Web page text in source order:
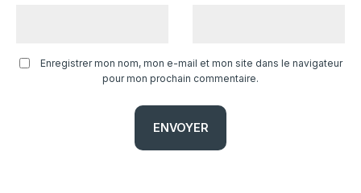
Enregistrer mon nom, mon e-mail et mon site dans le navigateur
pour mon prochain commentaire.